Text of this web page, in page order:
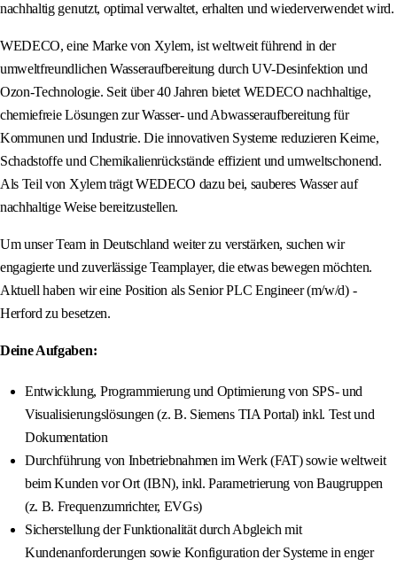
nachhaltig genutzt, optimal verwaltet, erhalten und wiederverwendet wird.
WEDECO, eine Marke von Xylem, ist weltweit führend in der
umweltfreundlichen Wasseraufbereitung durch UV-Desinfektion und
Ozon-Technologie. Seit über 40 Jahren bietet WEDECO nachhaltige,
chemiefreie Lösungen zur Wasser- und Abwasseraufbereitung für
Kommunen und Industrie. Die innovativen Systeme reduzieren Keime,
Schadstoffe und Chemikalienrückstände effizient und umweltschonend.
Als Teil von Xylem trägt WEDECO dazu bei, sauberes Wasser auf
nachhaltige Weise bereitzustellen.
Um unser Team in Deutschland weiter zu verstärken, suchen wir
engagierte und zuverlässige Teamplayer, die etwas bewegen möchten.
Aktuell haben wir eine Position als Senior PLC Engineer (m/w/d) -
Herford zu besetzen.
Deine Aufgaben:
Entwicklung, Programmierung und Optimierung von SPS- und
Visualisierungslösungen (z. B. Siemens TIA Portal) inkl. Test und
Dokumentation
Durchführung von Inbetriebnahmen im Werk (FAT) sowie weltweit
beim Kunden vor Ort (IBN), inkl. Parametrierung von Baugruppen
(z. B. Frequenzumrichter, EVGs)
Sicherstellung der Funktionalität durch Abgleich mit
Kundenanforderungen sowie Konfiguration der Systeme in enger